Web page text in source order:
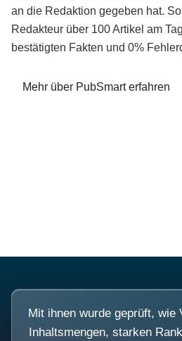
an die Redaktion gegeben hat.
Redakteur über 100 Artikel am
bestätigten Fakten und 0%
Mehr über PubSmart erfahren
Mit ihnen wurde geprüft, wie
Inhaltsmengen, starken